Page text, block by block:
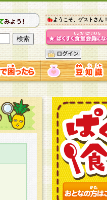
ようこそ、ゲストさん！